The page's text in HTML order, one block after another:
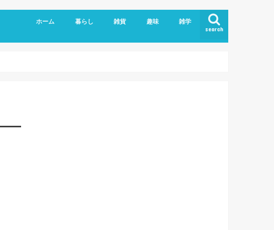
search
ホーム
プライバシーポリシー
暮らし
こども 妊娠、出産
育児メモ
エッセイ
ヘルスケア 粉瘤
美容
肩こり
ペット、動物
雑貨
家具/家電
手作り雑貨
日用雑貨
食品
趣味
おでかけログ
伊勢だより
映画/ドラマ
雑学
Blog/WordPress
PC、IT業務
アプリ/webサービス
英語